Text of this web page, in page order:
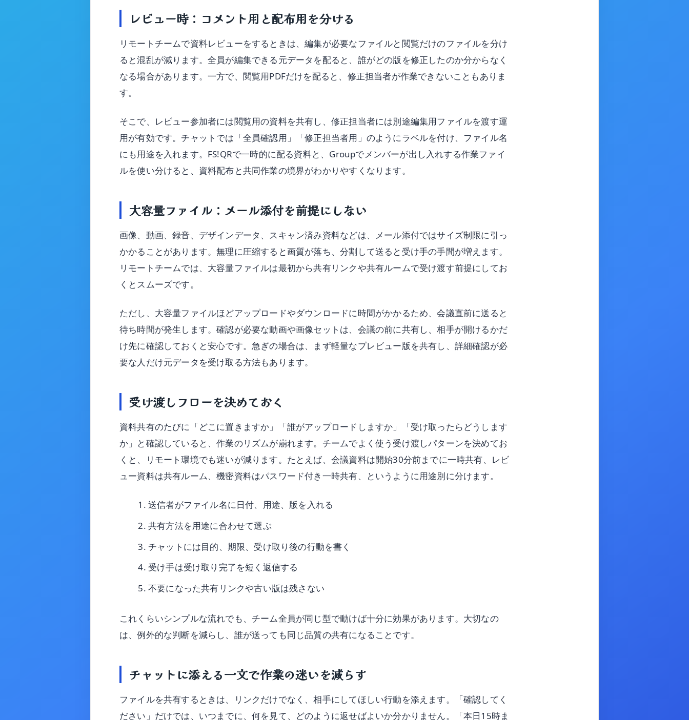
レビュー時：コメント用と配布用を分ける
リモートチームで資料レビューをするときは、編集が必要なファイルと閲覧だけのファイルを分け
ると混乱が減ります。全員が編集できる元データを配ると、誰がどの版を修正したのか分からなく
なる場合があります。一方で、閲覧用PDFだけを配ると、修正担当者が作業できないこともありま
す。
そこで、レビュー参加者には閲覧用の資料を共有し、修正担当者には別途編集用ファイルを渡す運
用が有効です。チャットでは「全員確認用」「修正担当者用」のようにラベルを付け、ファイル名
にも用途を入れます。FS!QRで一時的に配る資料と、Groupでメンバーが出し入れする作業ファイ
ルを使い分けると、資料配布と共同作業の境界がわかりやすくなります。
大容量ファイル：メール添付を前提にしない
画像、動画、録音、デザインデータ、スキャン済み資料などは、メール添付ではサイズ制限に引っ
かかることがあります。無理に圧縮すると画質が落ち、分割して送ると受け手の手間が増えます。
リモートチームでは、大容量ファイルは最初から共有リンクや共有ルームで受け渡す前提にしてお
くとスムーズです。
ただし、大容量ファイルほどアップロードやダウンロードに時間がかかるため、会議直前に送ると
待ち時間が発生します。確認が必要な動画や画像セットは、会議の前に共有し、相手が開けるかだ
け先に確認しておくと安心です。急ぎの場合は、まず軽量なプレビュー版を共有し、詳細確認が必
要な人だけ元データを受け取る方法もあります。
受け渡しフローを決めておく
資料共有のたびに「どこに置きますか」「誰がアップロードしますか」「受け取ったらどうします
か」と確認していると、作業のリズムが崩れます。チームでよく使う受け渡しパターンを決めてお
くと、リモート環境でも迷いが減ります。たとえば、会議資料は開始30分前までに一時共有、レビ
ュー資料は共有ルーム、機密資料はパスワード付き一時共有、というように用途別に分けます。
送信者がファイル名に日付、用途、版を入れる
共有方法を用途に合わせて選ぶ
チャットには目的、期限、受け取り後の行動を書く
受け手は受け取り完了を短く返信する
不要になった共有リンクや古い版は残さない
これくらいシンプルな流れでも、チーム全員が同じ型で動けば十分に効果があります。大切なの
は、例外的な判断を減らし、誰が送っても同じ品質の共有になることです。
チャットに添える一文で作業の迷いを減らす
ファイルを共有するときは、リンクだけでなく、相手にしてほしい行動を添えます。「確認してく
ださい」だけでは、いつまでに、何を見て、どのように返せばよいか分かりません。「本日15時ま